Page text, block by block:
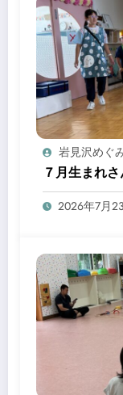
岩見沢めぐ
７月生まれ
2026年7月